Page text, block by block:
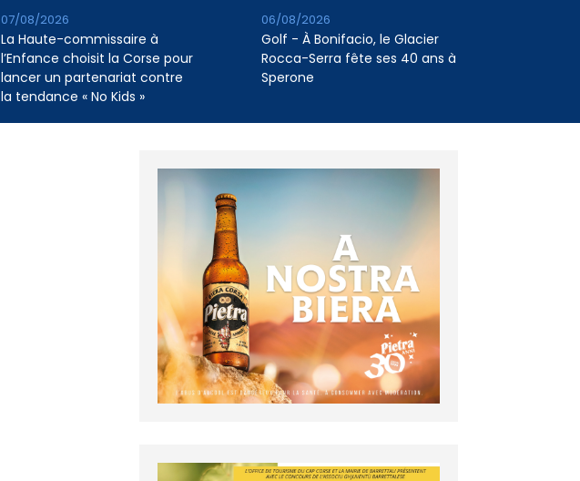
La Haute-commissaire à
l’Enfance choisit la Corse pour
lancer un partenariat contre
la tendance « No Kids »
07/08/2026
Golf - À Bonifacio, le Glacier
Rocca-Serra fête ses 40 ans à
Sperone
06/08/2026